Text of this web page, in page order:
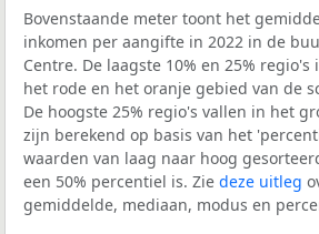
Bovenstaande meter toont het
inkomen per aangifte in 2022 in de
Centre. De laagste 10% en 25%
het rode en het oranje gebied van de
De hoogste 25% regio's vallen in het
zijn berekend op basis van het
waarden van laag naar hoog
een 50% percentiel is. Zie deze uitleg
gemiddelde, mediaan, modus en